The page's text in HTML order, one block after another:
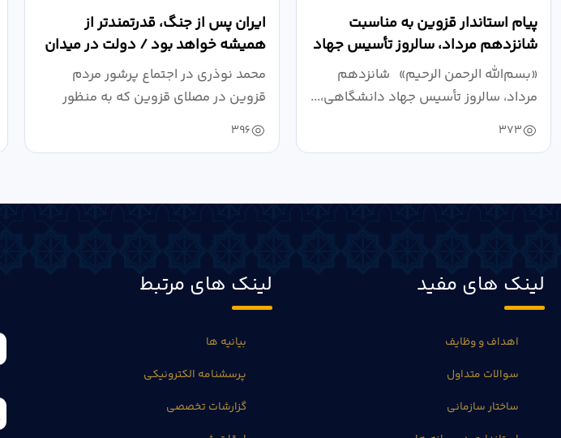
پیام استاندار قزوین به مناسبت
شانزدهم مرداد، سالروز تأسیس جهاد
دانشگاهی
«بسم‌الله الرحمن الرحیم» شانزدهم
مرداد، سالروز تأسیس جهاد دانشگاهی،...
373
ایران پس از جنگ، قدرتمندتر از
همیشه خواهد بود / دولت در میدان
نبرد اقتصادی،...
محمد نوذری در اجتماع پرشور مردم
قزوین در مصلای قزوین که به منظور
خون‌خواهی...
396
لینک های مفید
اهداف و وظایف
سوالات متداول
ساختار سازمانی
لینک های مرتبط
بیانیه ها
پرسشنامه الکترونیکی
گزارشات تخصصی